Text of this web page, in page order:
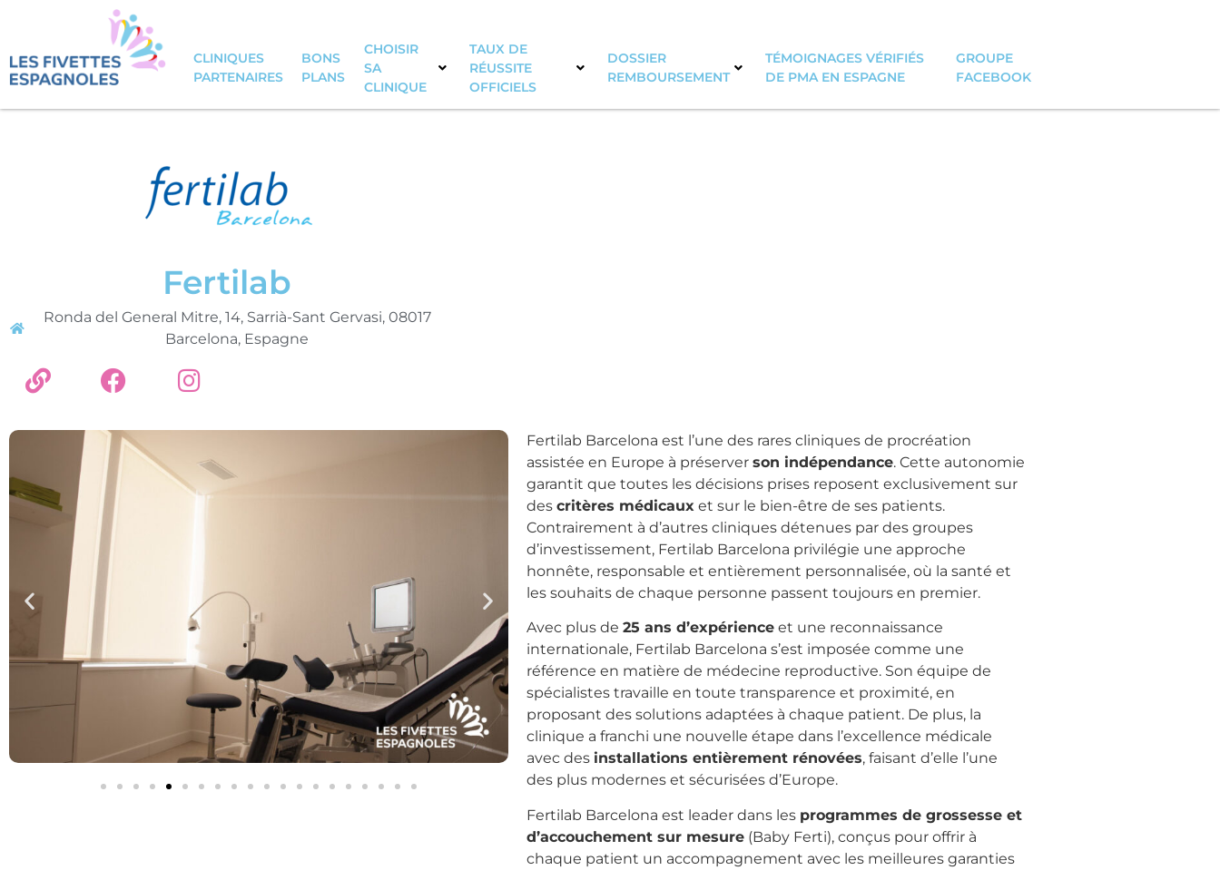
CLINIQUES
PARTENAIRES
BONS
PLANS
CHOISIR
SA
CLINIQUE
TAUX DE
RÉUSSITE
OFFICIELS
DOSSIER
REMBOURSEMENT
TÉMOIGNAGES VÉRIFIÉS
DE PMA EN ESPAGNE
GROUPE
FACEBOOK
Fertilab
Ronda del General Mitre, 14, Sarrià-Sant Gervasi, 08017
Barcelona, Espagne
Fertilab Barcelona est l’une des rares cliniques de procréation
assistée en Europe à préserver son indépendance. Cette autonomie
garantit que toutes les décisions prises reposent exclusivement sur
des critères médicaux et sur le bien-être de ses patients.
Contrairement à d’autres cliniques détenues par des groupes
d’investissement, Fertilab Barcelona privilégie une approche
honnête, responsable et entièrement personnalisée, où la santé et
les souhaits de chaque personne passent toujours en premier.
Avec plus de 25 ans d’expérience et une reconnaissance
internationale, Fertilab Barcelona s’est imposée comme une
référence en matière de médecine reproductive. Son équipe de
spécialistes travaille en toute transparence et proximité, en
proposant des solutions adaptées à chaque patient. De plus, la
clinique a franchi une nouvelle étape dans l’excellence médicale
avec des installations entièrement rénovées, faisant d’elle l’une
des plus modernes et sécurisées d’Europe.
Fertilab Barcelona est leader dans les programmes de grossesse et
d’accouchement sur mesure (Baby Ferti), conçus pour offrir à
chaque patient un accompagnement avec les meilleures garanties